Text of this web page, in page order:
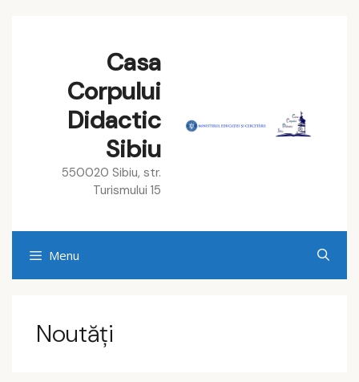
Casa
Corpului
Didactic
Sibiu
550020 Sibiu, str.
Turismului 15
Menu
Noutăți